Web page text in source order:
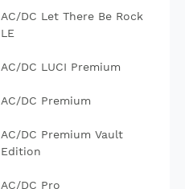
AC/DC Let There Be Rock
LE
AC/DC LUCI Premium
AC/DC Premium
AC/DC Premium Vault
Edition
AC/DC Pro